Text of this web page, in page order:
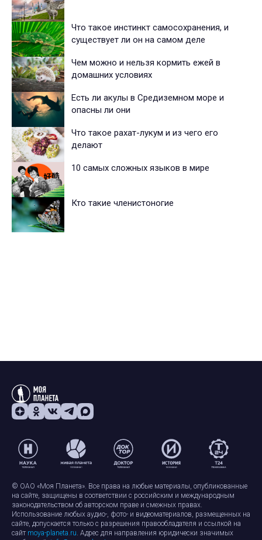
Что такое инстинкт самосохранения, и
существует ли он на самом деле
Чем можно и нельзя кормить ежей в
домашних условиях
Есть ли акулы в Средиземном море и
опасны ли они
Что такое рахат-лукум и из чего его
делают
10 самых сложных языков в мире
Кто такие членистоногие
© ОАО «Моя Планета». Все права на любые материалы, опубликованные
на сайте, защищены в соответствии с российским и международным
законодательством об авторском праве и смежных правах.
Использование любых аудио-, фото- и видеоматериалов, размещенных на
сайте, допускается только с разрешения правообладателя и ссылкой на
сайт moya-planeta.ru. Адрес для направления юридически значимых